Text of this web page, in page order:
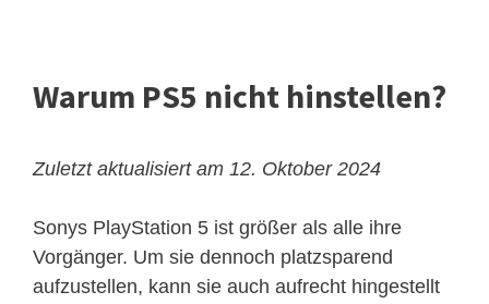
Warum PS5 nicht hinstellen?
Zuletzt aktualisiert am 12. Oktober 2024
Sonys PlayStation 5 ist größer als alle ihre
Vorgänger. Um sie dennoch platzsparend
aufzustellen, kann sie auch aufrecht hingestellt